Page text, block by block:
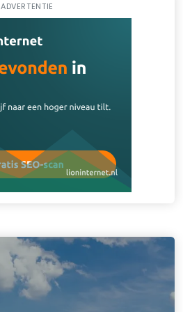
ADVERTENTIE